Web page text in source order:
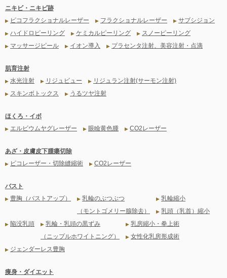
ニキビ・ニキビ跡
▶ ピコフラクショナルレーザー ▶ フラクショナルレーザー ▶ サブシジョン
▶ ハイドロピーリング ▶ ケミカルピーリング ▶ スノーピーリング
▶ マッサージピール ▶ イオン導入 ▶ プラセンタ注射、美容注射・点滴
肌育注射
▶ 水光注射 ▶ リジュビュー ▶ リジュラン注射(サーモン注射)
▶ スキンボトックス ▶ うるツヤ注射
ほくろ・イボ
▶ エルビウムヤグレーザー ▶ 眼瞼黄色腫 ▶ CO2レーザー
あざ・皮膚皮下腫瘍切除
▶ ピコレーザー・切除縫縮術 ▶ CO2レーザー
バスト
▶ 豊胸（バストアップ） ▶ 乳輪のぶつぶつ
（モントゴメリー腺除去）
▶ 乳輪縮小
▶ 乳頭（乳首）縮小
▶ 陥没乳頭 ▶ 乳輪・乳頭の黒ずみ
（ニップルホワイトニング）
▶ 乳房縮小・拳上術
▶ 女性化乳房形成術
▶ ジェンダーレス豊胸
痩身・ダイエット